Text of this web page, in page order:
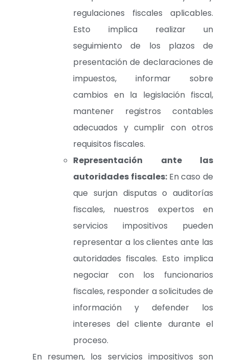
regulaciones fiscales aplicables.
Esto implica realizar un
seguimiento de los plazos de
presentación de declaraciones de
impuestos, informar sobre
cambios en la legislación fiscal,
mantener registros contables
adecuados y cumplir con otros
requisitos fiscales.
Representación ante las
autoridades fiscales: En caso de
que surjan disputas o auditorías
fiscales, nuestros expertos en
servicios impositivos pueden
representar a los clientes ante las
autoridades fiscales. Esto implica
negociar con los funcionarios
fiscales, responder a solicitudes de
información y defender los
intereses del cliente durante el
proceso.
En resumen, los servicios impositivos son